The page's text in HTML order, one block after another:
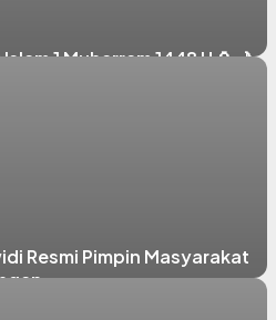
1 Muharram 1448 H 🏮🌙
Resmi Pimpin Masyarakat